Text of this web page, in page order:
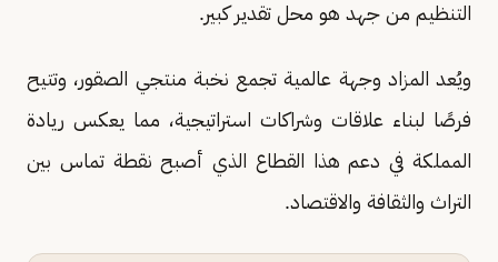
التنظيم من جهد هو محل تقدير كبير.
ويُعد المزاد وجهة عالمية تجمع نخبة منتجي الصقور، وتتيح
فرصًا لبناء علاقات وشراكات استراتيجية، مما يعكس ريادة
المملكة في دعم هذا القطاع الذي أصبح نقطة تماس بين
التراث والثقافة والاقتصاد.